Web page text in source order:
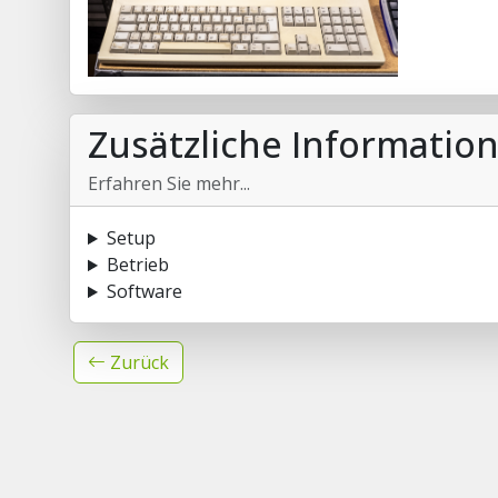
Zusätzliche
Erfahren Sie mehr...
Setup
Betrieb
Software
Zurück